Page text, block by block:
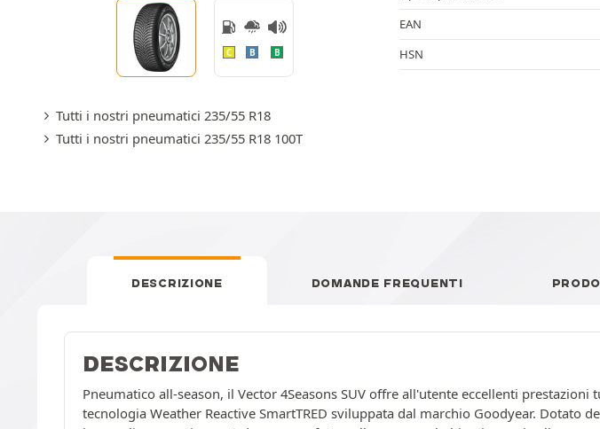
C B B
Tutti i nostri pneumatici 235/55 R18
Tutti i nostri pneumatici 235/55 R18 100T
EAN
HSN
DESCRIZIONE DOMANDE FREQUENTI
DESCRIZIONE
Pneumatico all-season, il Vector 4Seasons SUV offre all'utente eccellenti
tecnologia Weather Reactive SmartTRED sviluppata dal marchio Goodyear.